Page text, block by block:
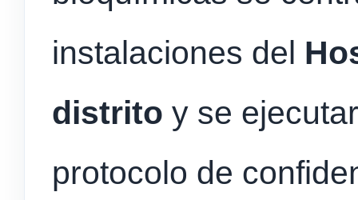
instalaciones del
distrito y se
protocolo de